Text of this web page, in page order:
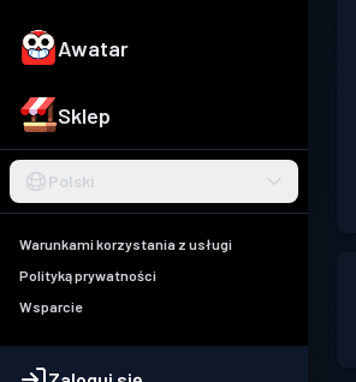
Awatar
Sklep
Polski
Warunkami korzystania z usługi
Polityką prywatności
Wsparcie